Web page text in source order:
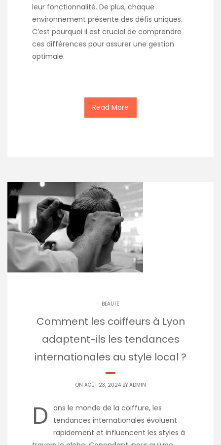
leur fonctionnalité. De plus, chaque
environnement présente des défis uniques.
C’est pourquoi il est crucial de comprendre
ces différences pour assurer une gestion
optimale.
Read More
BEAUTÉ
Comment les coiffeurs à Lyon
adaptent-ils les tendances
internationales au style local ?
ON AOÛT 23, 2024 BY ADMIN
D ans le monde de la coiffure, les
tendances internationales évoluent
rapidement et influencent les styles à